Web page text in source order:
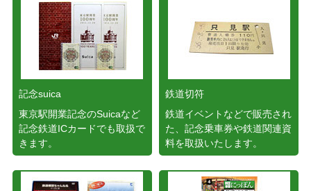
記念suica
東京駅開業記念のSuicaなど
記念鉄道ICカードでも取扱で
きます。
鉄道切符
鉄道イベントなどで販売され
た、記念乗車券や鉄道関連資
料を取扱いたします。